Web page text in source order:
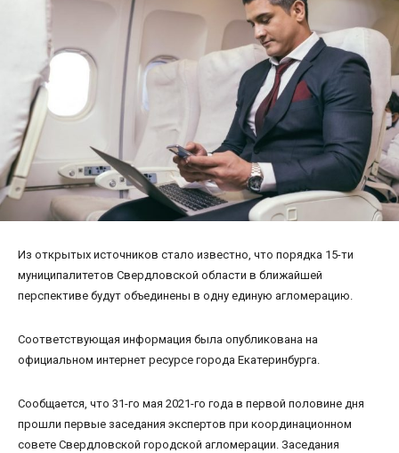
Из открытых источников стало известно, что порядка 15-ти
муниципалитетов Свердловской области в ближайшей
перспективе будут объединены в одну единую агломерацию.
Соответствующая информация была опубликована на
официальном интернет ресурсе города Екатеринбурга.
Сообщается, что 31-го мая 2021-го года в первой половине дня
прошли первые заседания экспертов при координационном
совете Свердловской городской агломерации. Заседания